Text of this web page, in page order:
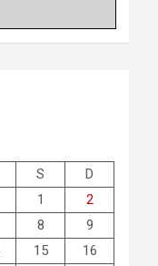
S
D
1
2
8
9
15
16